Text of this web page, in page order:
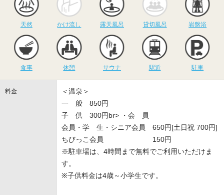
天然 かけ流し 露天風呂 貸切風呂 岩盤浴
食事 休憩
サウナ
サウナ 駅近 駐車
料金
＜温泉＞
一 般 850円
子 供 300円br> ・会 員
会員・学 生・シニア会員 650円[土日祝 700円]
ちびっこ会員 150円
※駐車場は、4時間まで無料でご利用いただけま
す。
※子供料金は4歳～小学生です。